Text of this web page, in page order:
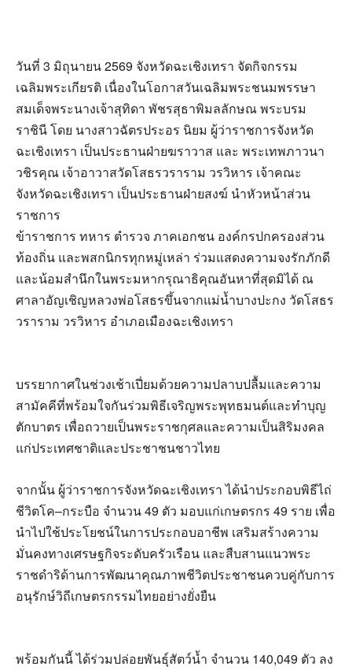
วันที่ 3 มิถุนายน 2569 จังหวัดฉะเชิงเทรา จัดกิจกรรม
เฉลิมพระเกียรติ เนื่องในโอกาสวันเฉลิมพระชนมพรรษา
สมเด็จพระนางเจ้าสุทิดา พัชรสุธาพิมลลักษณ พระบรม
ราชินี โดย นางสาวฉัตรประอร นิยม ผู้ว่าราชการจังหวัด
ฉะเชิงเทรา เป็นประธานฝ่ายฆราวาส และ พระเทพภาวนา
วชิรคุณ เจ้าอาวาสวัดโสธรวราราม วรวิหาร เจ้าคณะ
จังหวัดฉะเชิงเทรา เป็นประธานฝ่ายสงฆ์ นำหัวหน้าส่วน
ราชการ
ข้าราชการ ทหาร ตำรวจ ภาคเอกชน องค์กรปกครองส่วน
ท้องถิ่น และพสกนิกรทุกหมู่เหล่า ร่วมแสดงความจงรักภักดี
และน้อมสำนึกในพระมหากรุณาธิคุณอันหาที่สุดมิได้ ณ
ศาลาอัญเชิญหลวงพ่อโสธรขึ้นจากแม่น้ำบางปะกง วัดโสธร
วราราม วรวิหาร อำเภอเมืองฉะเชิงเทรา
บรรยากาศในช่วงเช้าเปี่ยมด้วยความปลาบปลื้มและความ
สามัคคีที่พร้อมใจกันร่วมพิธีเจริญพระพุทธมนต์และทำบุญ
ตักบาตร เพื่อถวายเป็นพระราชกุศลและความเป็นสิริมงคล
แก่ประเทศชาติและประชาชนชาวไทย
จากนั้น ผู้ว่าราชการจังหวัดฉะเชิงเทรา ได้นำประกอบพิธีไถ่
ชีวิตโค–กระบือ จำนวน 49 ตัว มอบแก่เกษตรกร 49 ราย เพื่อ
นำไปใช้ประโยชน์ในการประกอบอาชีพ เสริมสร้างความ
มั่นคงทางเศรษฐกิจระดับครัวเรือน และสืบสานแนวพระ
ราชดำริด้านการพัฒนาคุณภาพชีวิตประชาชนควบคู่กับการ
อนุรักษ์วิถีเกษตรกรรมไทยอย่างยั่งยืน
พร้อมกันนี้ ได้ร่วมปล่อยพันธุ์สัตว์น้ำ จำนวน 140,049 ตัว ลง